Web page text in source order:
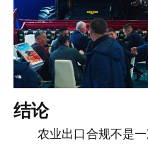
结论
农业出口合规不是一